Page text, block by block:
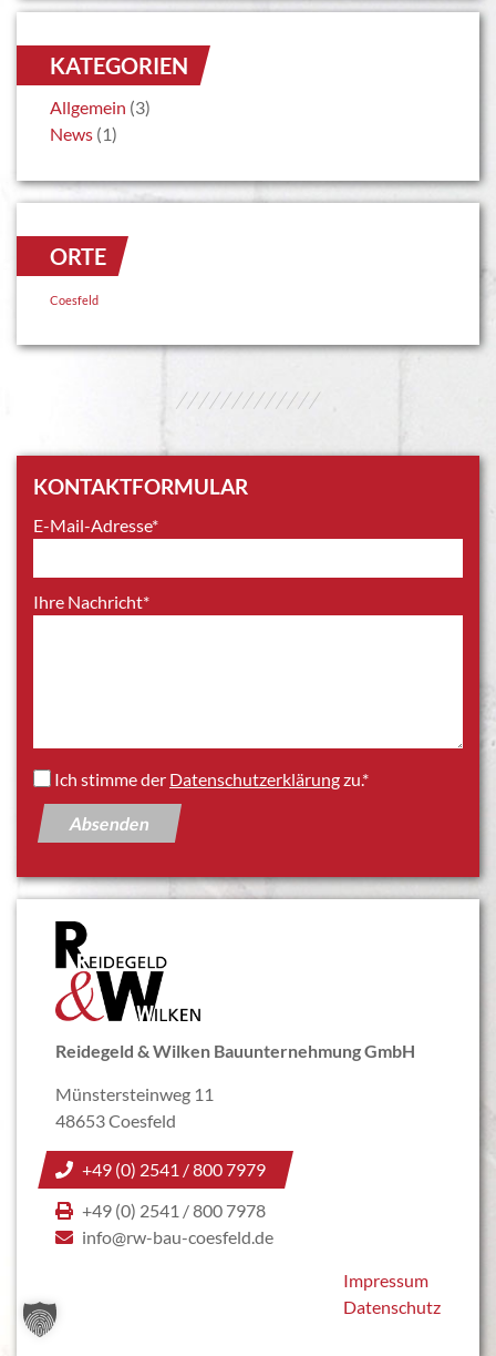
KATEGORIEN
Allgemein (3)
News (1)
ORTE
Coesfeld
/////////////
KONTAKTFORMULAR
E-Mail-Adresse*
Ihre Nachricht*
Ich stimme der Datenschutzerklärungzu.*
Reidegeld & Wilken Bauunternehmung GmbH
Münstersteinweg 11
48653 Coesfeld
+49 (0) 2541 / 800 7979
+49 (0) 2541 / 800 7978
info@rw-bau-coesfeld.de
Impressum
Datenschutz